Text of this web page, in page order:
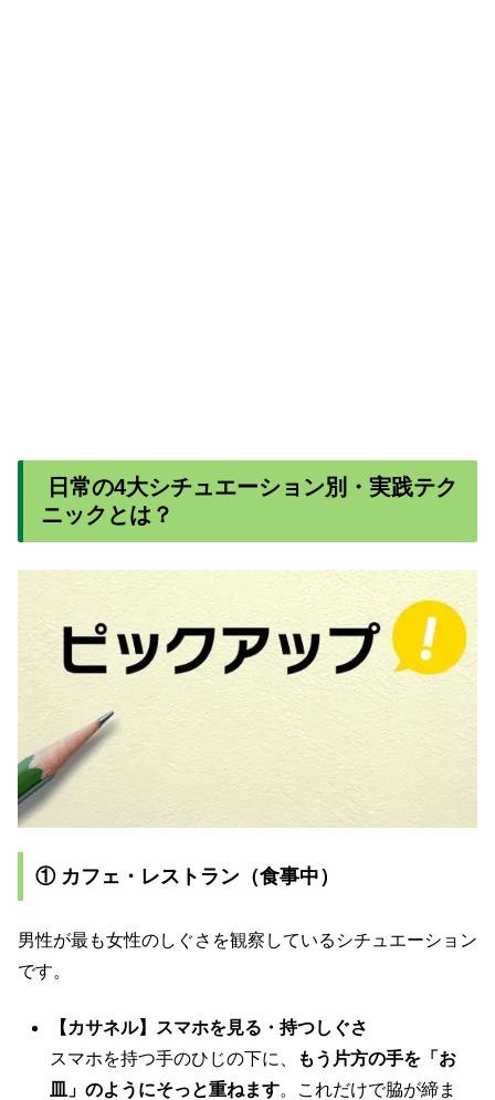
日常の4大シチュエーション別・実践テク
ニックとは？
① カフェ・レストラン（食事中）
男性が最も女性のしぐさを観察しているシチュエーション
です。
【カサネル】スマホを見る・持つしぐさ
スマホを持つ手のひじの下に、
もう片方の手を「お
皿」のようにそっと重ねます。これだけで脇が締ま